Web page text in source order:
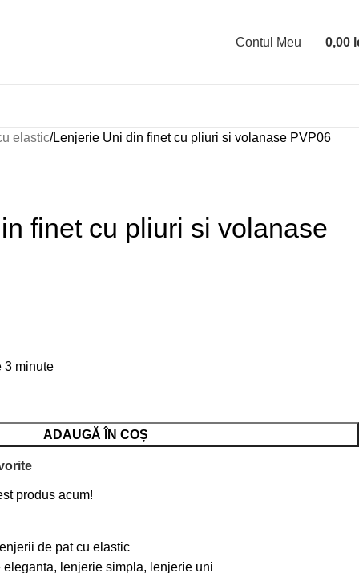
Contul Meu 0,00
elastic Lenjerie Uni din finet cu pliuri si volanase PVP06
finet cu pliuri si volanase
3 minute
ADAUGĂ ÎN COȘ
produs acum!
de pat cu elastic
eleganta, lenjerie simpla, lenjerie uni